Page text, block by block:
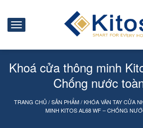
Khoá cửa thông minh
Chống nước
TRANG CHỦ /SẢN PHẨM/KHÓA VÂN TAY CỬA
MINH KITOS AL68 WF – CHỐNG